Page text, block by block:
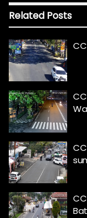
Related Posts